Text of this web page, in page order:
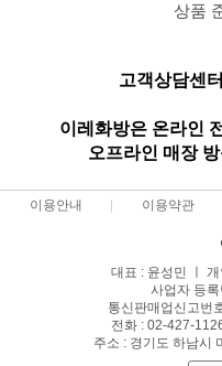
상품
고객상담센
이레화방은 온라인
오프라인 매장
이용안내 이용약관
대표 : 윤성민 ㅣ
사업자 등
통신판매업신고번
전화 : 02-427-
주소 : 경기도 하남시